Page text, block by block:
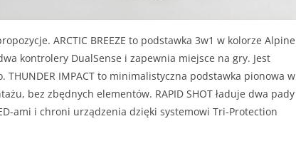
ARCTIC BREEZE to podstawka 3w1 w kolorze Alpine
kontrolery DualSense i zapewnia miejsce na gry. Jest
IMPACT to minimalistyczna podstawka pionowa w
bez zbędnych elementów. RAPID SHOT ładuje dwa pady
ami i chroni urządzenia dzięki systemowi Tri-Protection